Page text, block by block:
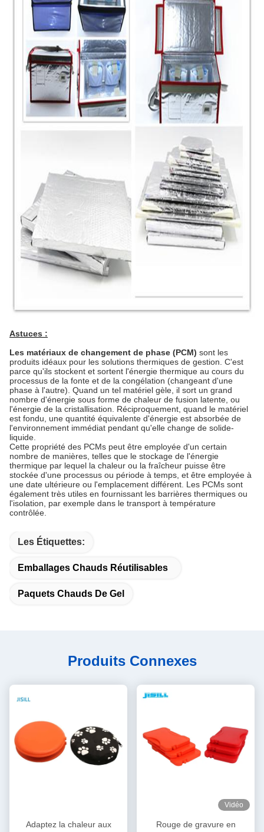
Astuces :
Les matériaux de changement de phase (PCM) sont les
produits idéaux pour les solutions thermiques de gestion. C'est
parce qu'ils stockent et sortent l'énergie thermique au cours du
processus de la fonte et de la congélation (changeant d'une
phase à l'autre). Quand un tel matériel gèle, il sort un grand
nombre d'énergie sous forme de chaleur de fusion latente, ou
l'énergie de la cristallisation. Réciproquement, quand le matériel
est fondu, une quantité équivalente d'énergie est absorbée de
l'environnement immédiat pendant qu'elle change de solide-
liquide.
Cette propriété des PCMs peut être employée d'un certain
nombre de manières, telles que le stockage de l'énergie
thermique par lequel la chaleur ou la fraîcheur puisse être
stockée d'une processus ou période à temps, et être employée à
une date ultérieure ou l'emplacement différent. Les PCMs sont
également très utiles en fournissant les barrières thermiques ou
l'isolation, par exemple dans le transport à température
contrôlée.
Les Étiquettes:
Emballages Chauds Réutilisables
Paquets Chauds De Gel
Produits Connexes
Adaptez la chaleur aux
Vidéo
Rouge de gravure en